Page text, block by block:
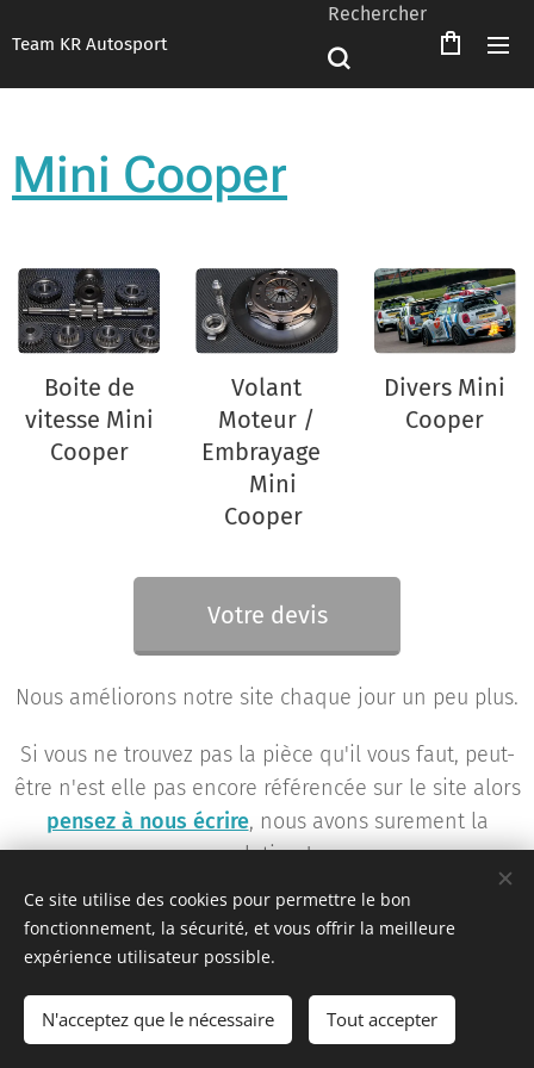
Team KR Autosport
Rechercher
Mini Cooper
Boite de
vitesse Mini
Cooper
Volant
Moteur /
Embrayage
Mini
Cooper
Divers Mini
Cooper
Votre devis
Nous améliorons notre site chaque jour un peu plus.
Si vous ne trouvez pas la pièce qu'il vous faut, peut-
être n'est elle pas encore référencée sur le site alors
pensez à nous écrire, nous avons surement la
solution !
Team KR Autosport - Création originale 2D Unlimited © 2018
Toutes images non libres de droits
Ce site utilise des cookies pour permettre le bon
fonctionnement, la sécurité, et vous offrir la meilleure
expérience utilisateur possible.
N'acceptez que le nécessaire Tout accepter